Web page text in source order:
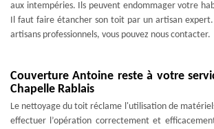
aux intempéries. Ils peuvent endommager votre
Il faut faire étancher son toit par un artisan expert.
artisans professionnels, vous pouvez nous contacter.
Couverture Antoine reste à votre
Chapelle Rablais
Le nettoyage du toit réclame l'utilisation de
effectuer l’opération correctement et